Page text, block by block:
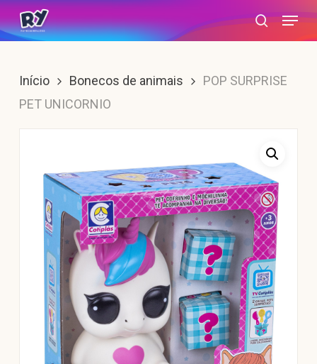
Skip
to
content
search
Menu
Início Bonecos de animais
POP SURPRISE
PET UNICORNIO